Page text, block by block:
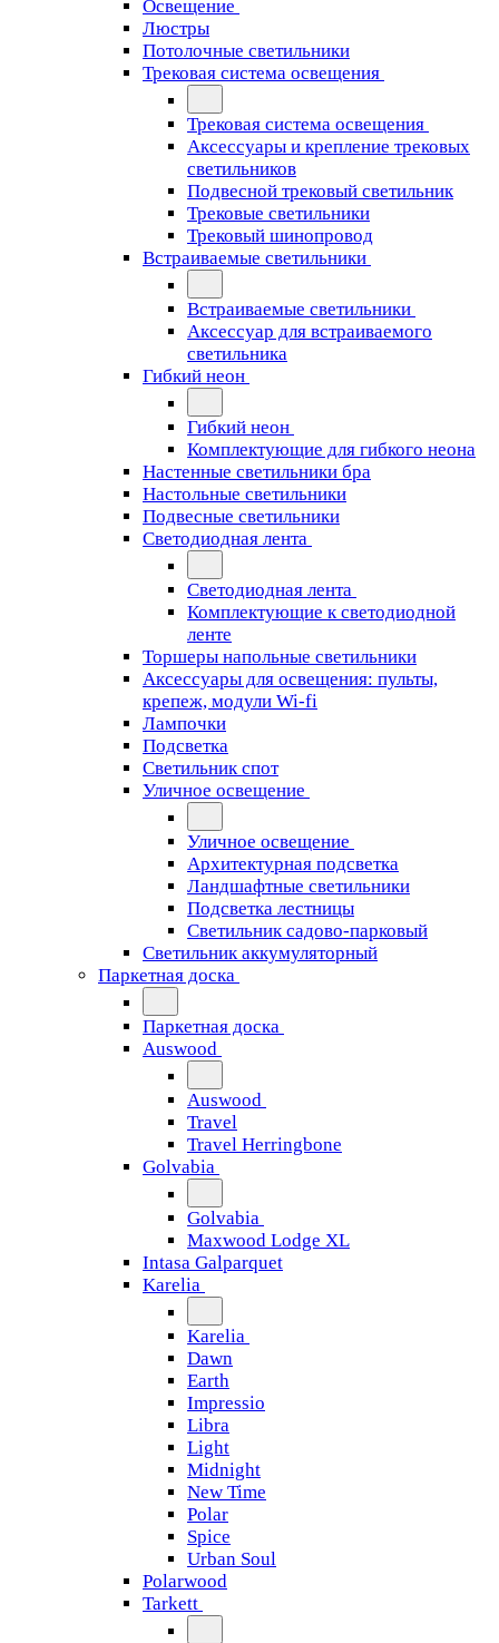
Освещение
Люстры
Потолочные светильники
Трековая система освещения
Трековая система освещения
Аксессуары и крепление трековых
светильников
Подвесной трековый светильник
Трековые светильники
Трековый шинопровод
Встраиваемые светильники
Встраиваемые светильники
Аксессуар для встраиваемого
светильника
Гибкий неон
Гибкий неон
Комплектующие для гибкого неона
Настенные светильники бра
Настольные светильники
Подвесные светильники
Светодиодная лента
Светодиодная лента
Комплектующие к светодиодной
ленте
Торшеры напольные светильники
Аксессуары для освещения: пульты,
крепеж, модули Wi-fi
Лампочки
Подсветка
Светильник спот
Уличное освещение
Уличное освещение
Архитектурная подсветка
Ландшафтные светильники
Подсветка лестницы
Светильник садово-парковый
Светильник аккумуляторный
Паркетная доска
Паркетная доска
Auswood
Auswood
Travel
Travel Herringbone
Golvabia
Golvabia
Maxwood Lodge XL
Intasa Galparquet
Karelia
Karelia
Dawn
Earth
Impressio
Libra
Light
Midnight
New Time
Polar
Spice
Urban Soul
Polarwood
Tarkett